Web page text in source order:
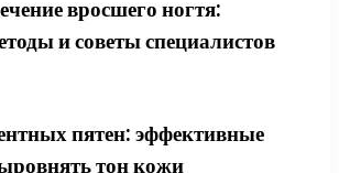
вросшего ногтя:
и советы специалистов
пятен: эффективные
тон кожи